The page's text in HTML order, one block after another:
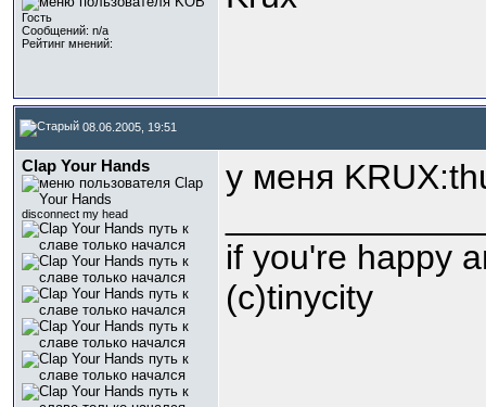
Гость
Сообщений: n/a
Рейтинг мнений:
08.06.2005, 19:51
Clap Your Hands
disconnect my head
у меня
if you're happy
(с)tinycity